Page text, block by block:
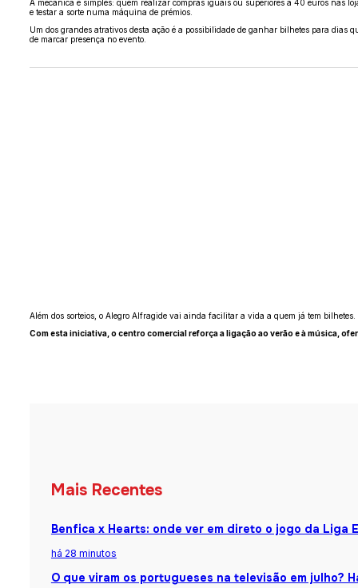
A mecânica é simples: quem realizar compras iguais ou superiores a 40 euros nas
e testar a sorte numa máquina de prémios.
Um dos grandes atrativos desta ação é a possibilidade de ganhar bilhetes para dias
de marcar presença no evento.
Além dos sorteios, o Alegro Alfragide vai ainda facilitar a vida a quem já tem
Com esta iniciativa, o centro comercial reforça a ligação ao verão e à música,
Mais Recentes
Benfica x Hearts: onde ver em direto o jogo da Liga
há 28 minutos
O que viram os portugueses na televisão em julho?